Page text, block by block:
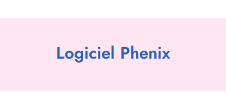
Logiciel Phenix